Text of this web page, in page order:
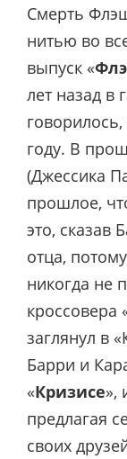
Смерть
нитью во
выпуск «
лет назад в
году. В
(Джессика
прошлое,
это, сказав
отца,
никогда не
кроссовера
заглянул в
Барри и
«Кризисе»,
предлагая
своих